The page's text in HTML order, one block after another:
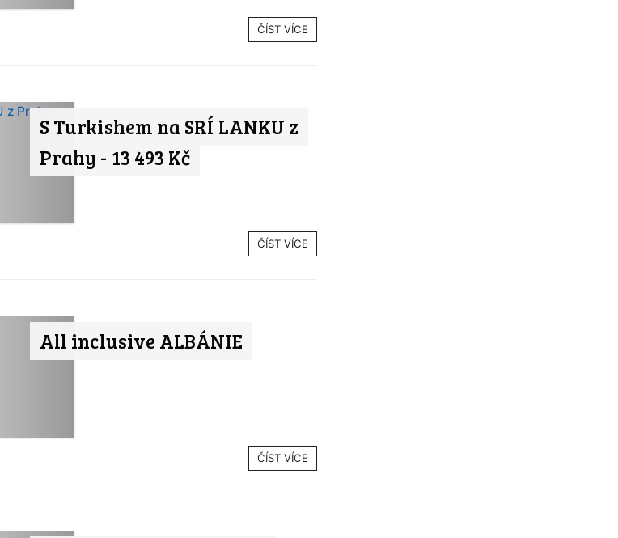
ČÍST VÍCE
S Turkishem na SRÍ LANKU z
Prahy - 13 493 Kč
ČÍST VÍCE
All inclusive ALBÁNIE
ČÍST VÍCE